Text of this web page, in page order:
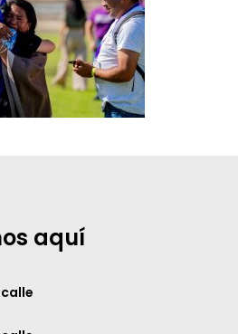
aquí